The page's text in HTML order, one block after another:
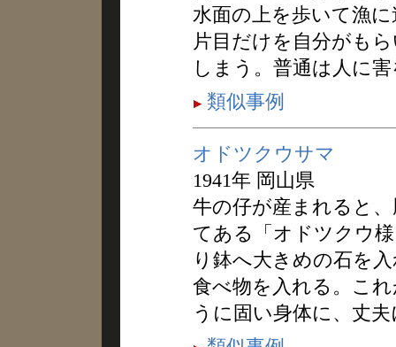
水面の上を歩いて漁
片目だけを自分がも
しまう。普通は人に
類似事例
オドツクウサマ
1941年 岡山県
牛の仔が産まれると
てある「オドツクウ
り鉢へ大きめの石を
食べ物を入れる。こ
うに固い身体に、丈